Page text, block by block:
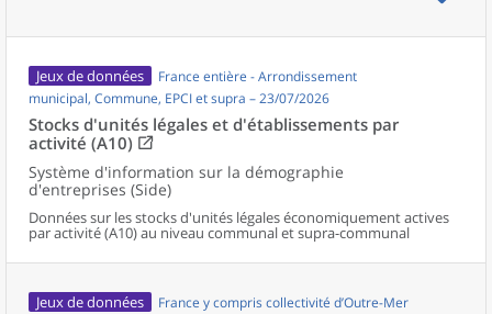
Jeux de données
France entière - Arrondissement
municipal, Commune, EPCI et supra – 23/07/2026
Stocks d'unités légales et d'établissements par
activité (A10)
Système d'information sur la démographie
d'entreprises (Side)
Données sur les stocks d'unités légales économiquement actives
par activité (A10) au niveau communal et supra-communal
Jeux de données
France y compris collectivité d’Outre-Mer